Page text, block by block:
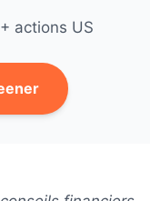
actions US